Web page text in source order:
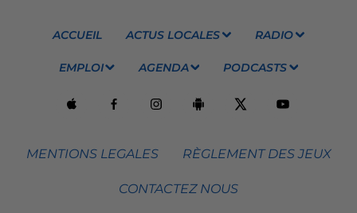
ACCUEIL ACTUS LOCALES RADIO
EMPLOI AGENDA PODCASTS
MENTIONS LEGALES RÈGLEMENT DES JEUX
CONTACTEZ NOUS